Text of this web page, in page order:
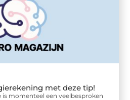
met deze tip!
momenteel een veelbesproken